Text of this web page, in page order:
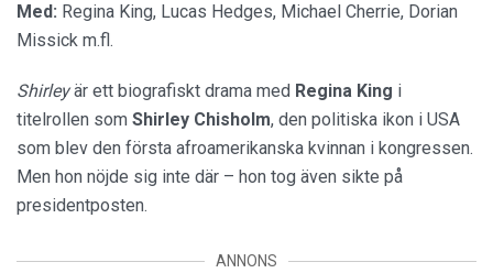
Med: Regina King, Lucas Hedges, Michael Cherrie, Dorian
Missick m.fl.
Shirleyär ett biografiskt drama med Regina King i
titelrollen som Shirley Chisholm, den politiska ikon i USA
som blev den första afroamerikanska kvinnan i kongressen.
Men hon nöjde sig inte där – hon tog även sikte på
presidentposten.
ANNONS